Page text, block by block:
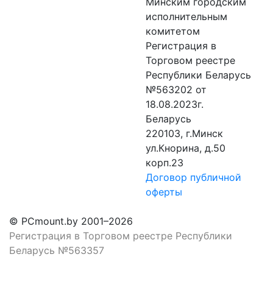
исполнительным
комитетом
Регистрация в
Торговом реестре
Республики Беларусь
№563202 от
18.08.2023г.
Беларусь
220103, г.Минск
ул.Кнорина, д.50
корп.23
Договор публичной
оферты
© PCmount.by 2001–2026
Регистрация в Торговом реестре Республики
Беларусь №563357